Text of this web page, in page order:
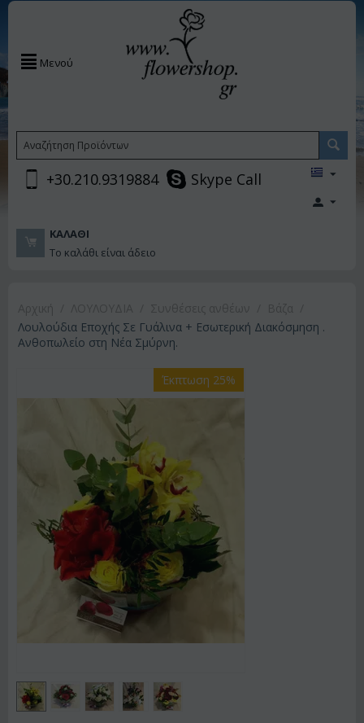
Μενού
+30.210.9319884 Skype Call
ΚΑΛΆΘΙ
Το καλάθι είναι άδειο
Λουλούδια Εποχής Σε Γυάλινα + Εσωτερική Διακόσμηση .
Ανθοπωλείο στη Νέα Σμύρνη.
Έκπτωση 25%